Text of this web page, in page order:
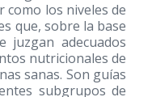
como los niveles de
que, sobre la base
juzgan adecuados
nutricionales de
sanas. Son guías
subgrupos de